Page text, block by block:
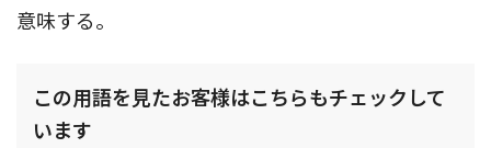
意味する。
この用語を見たお客様はこちらもチェックして
います